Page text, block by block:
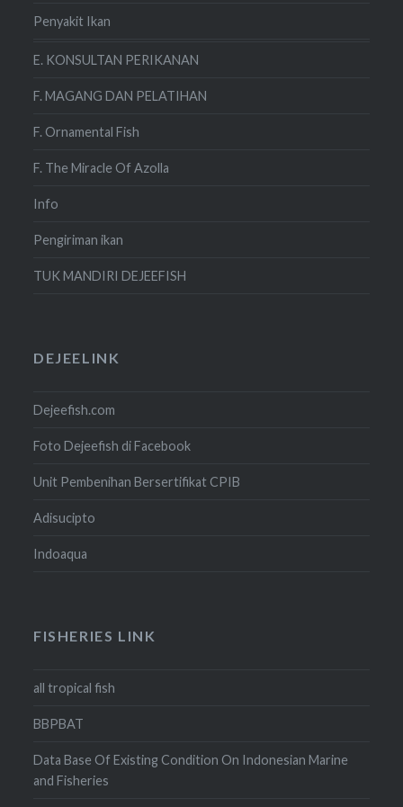
Penyakit Ikan
E. KONSULTAN PERIKANAN
F. MAGANG DAN PELATIHAN
F. Ornamental Fish
F. The Miracle Of Azolla
Info
Pengiriman ikan
TUK MANDIRI DEJEEFISH
DEJEELINK
Dejeefish.com
Foto Dejeefish di Facebook
Unit Pembenihan Bersertifikat CPIB
Adisucipto
Indoaqua
FISHERIES LINK
all tropical fish
BBPBAT
Data Base Of Existing Condition On Indonesian Marine
and Fisheries